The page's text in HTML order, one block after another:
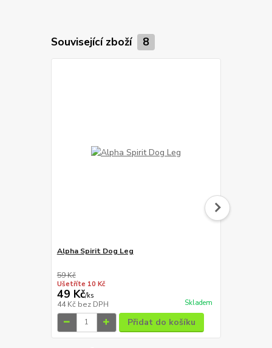
Související zboží 8
Alpha Spirit Dog Leg
59 Kč
Ušetříte 10 Kč
49 Kč/ks
44 Kč bez DPH Skladem
Přidat do košíku